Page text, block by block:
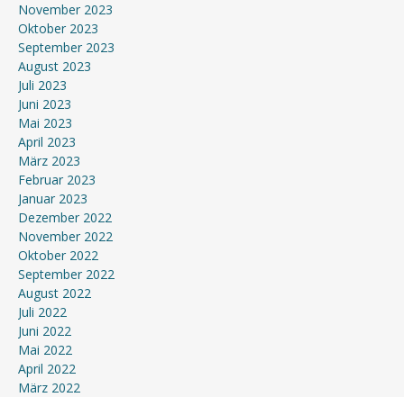
November 2023
Oktober 2023
September 2023
August 2023
Juli 2023
Juni 2023
Mai 2023
April 2023
März 2023
Februar 2023
Januar 2023
Dezember 2022
November 2022
Oktober 2022
September 2022
August 2022
Juli 2022
Juni 2022
Mai 2022
April 2022
März 2022